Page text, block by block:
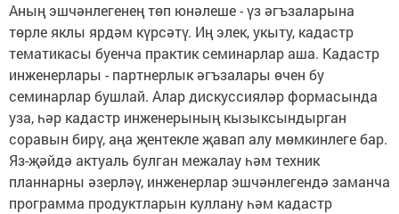
Аның эшчәнлегенең төп юнәлеше - үз әгъзаларына
төрле яклы ярдәм күрсәтү. Иң элек, укыту, кадастр
тематикасы буенча практик семинарлар аша. Кадастр
инженерлары - партнерлык әгъзалары өчен бу
семинарлар бушлай. Алар дискуссияләр формасында
уза, һәр кадастр инженерының кызыксындырган
соравын бирү, аңа җентекле җавап алу мөмкинлеге бар.
Яз-җәйдә актуаль булган межалау һәм техник
планнарны әзерләү, инженерлар эшчәнлегендә заманча
программа продуктларын куллану һәм кадастр